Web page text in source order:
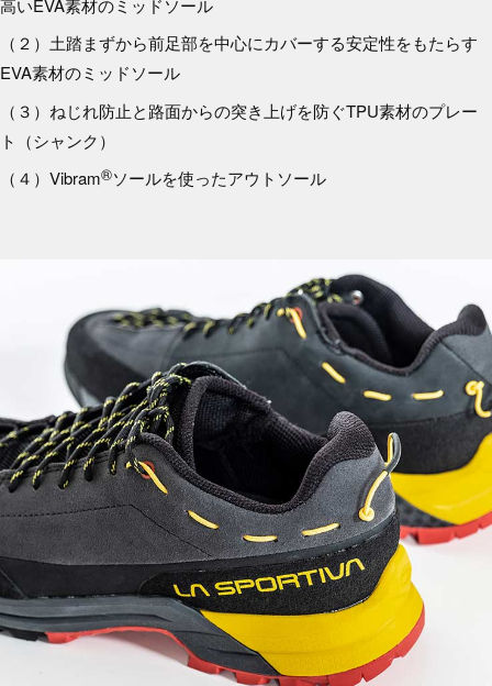
高いEVA素材のミッドソール
（２）土踏まずから前足部を中心にカバーする安定性をもたらす
EVA素材のミッドソール
（３）ねじれ防止と路面からの突き上げを防ぐTPU素材のプレー
ト（シャンク）
（４）Vibram®ソールを使ったアウトソール